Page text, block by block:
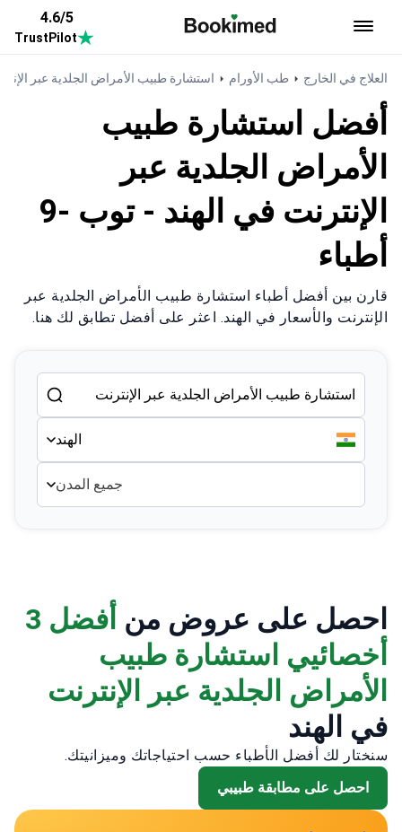
4.6/5
TrustPilot
العلاج في الخارج طب الأورام استشارة طبيب الأمراض الجلدية عبر
أفضل استشارة طبيب
الأمراض الجلدية عبر
الإنترنت في الهند - توب -9
أطباء
قارن بين أفضل أطباء استشارة طبيب الأمراض الجلدية عبر
الإنترنت والأسعار في الهند. اعثر على أفضل تطابق لك هنا.
الهند
جميع المدن
احصل على عروض من
أفضل 3
أخصائيي استشارة طبيب
الأمراض الجلدية عبر الإنترنت
في الهند
سنختار لك أفضل الأطباء حسب احتياجاتك وميزانيتك.
احصل على مطابقة طبيبي